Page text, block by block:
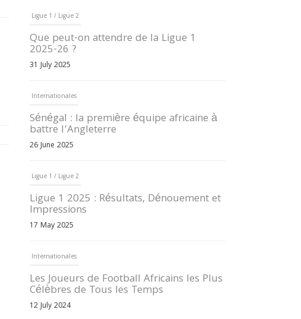
Ligue 1 / Ligue 2
Que peut-on attendre de la Ligue 1
2025-26 ?
31 July 2025
Internationales
Sénégal : la première équipe africaine à
battre l’Angleterre
26 June 2025
Ligue 1 / Ligue 2
Ligue 1 2025 : Résultats, Dénouement et
Impressions
17 May 2025
Internationales
Les Joueurs de Football Africains les Plus
Célèbres de Tous les Temps
12 July 2024